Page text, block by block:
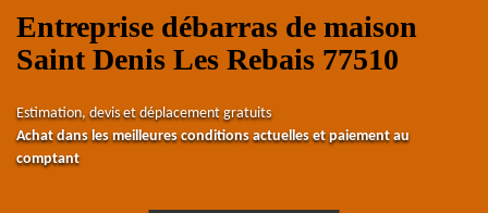
Entreprise débarras de maison
Saint Denis Les Rebais 77510
Estimation, devis et déplacement gratuits
Achat dans les meilleures conditions actuelles et paiement au
comptant